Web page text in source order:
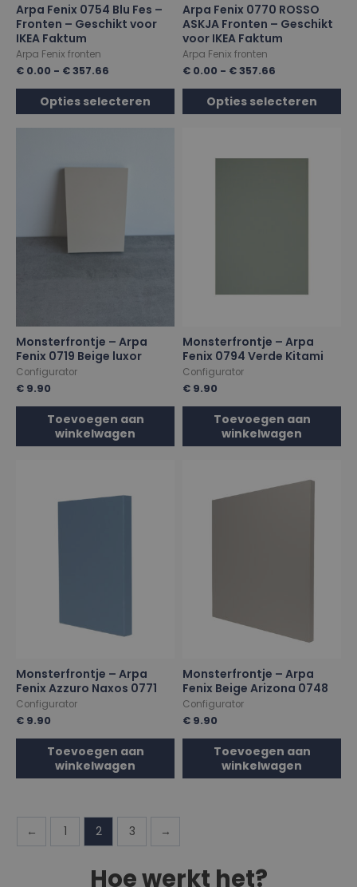
Arpa Fenix 0754 Blu Fes –
Fronten – Geschikt voor
IKEA Faktum
Arpa Fenix fronten
€ 0.00 - €357.66
Opties selecteren
Arpa Fenix 0770 ROSSO
ASKJA Fronten – Geschikt
voor IKEA Faktum
Arpa Fenix fronten
€ 0.00 - €357.66
Opties selecteren
Monsterfrontje – Arpa
Fenix 0719 Beige luxor
Configurator
€ 9.90
Toevoegen aan
winkelwagen
Monsterfrontje – Arpa
Fenix 0794 Verde Kitami
Configurator
€ 9.90
Toevoegen aan
winkelwagen
Monsterfrontje – Arpa
Fenix Azzuro Naxos 0771
Configurator
€ 9.90
Toevoegen aan
winkelwagen
Monsterfrontje – Arpa
Fenix Beige Arizona 0748
Configurator
€ 9.90
Toevoegen aan
winkelwagen
← 1 2 3 →
Hoe werkt het?